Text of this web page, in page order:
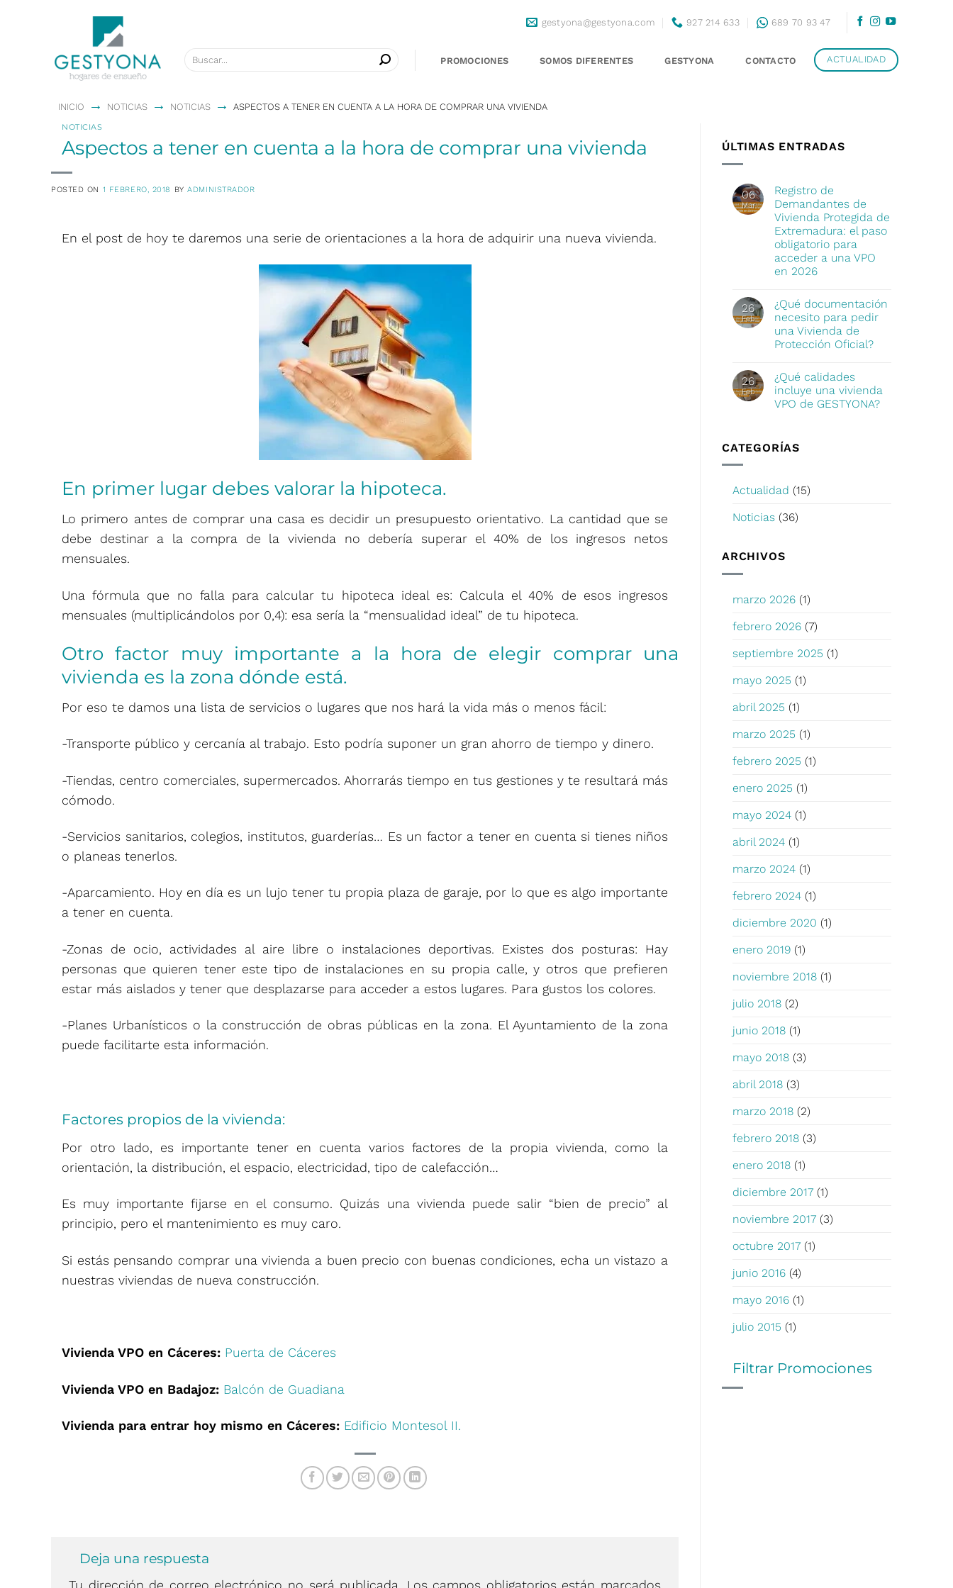
gestyona@gestyona.com 927 214 633 689 70 93 47
PROMOCIONES SOMOS DIFERENTES GESTYONA CONTACTO ACTUALIDAD
INICIO → NOTICIAS → NOTICIAS → ASPECTOS A TENER EN CUENTA A LA HORA DE COMPRAR UNA VIVIENDA
NOTICIAS
Aspectos a tener en cuenta a la hora de comprar una vivienda
POSTED ON 1 FEBRERO, 2018 BYADMINISTRADOR
En el post de hoy te daremos una serie de orientaciones a la hora de adquirir una nueva vivienda.
En primer lugar debes valorar la hipoteca.
Lo primero antes de comprar una casa es decidir un presupuesto orientativo. La cantidad que se
debe destinar a la compra de la vivienda no debería superar el 40% de los ingresos netos
mensuales.
Una fórmula que no falla para calcular tu hipoteca ideal es: Calcula el 40% de esos ingresos
mensuales (multiplicándolos por 0,4): esa sería la “mensualidad ideal” de tu hipoteca.
Otro factor muy importante a la hora de elegir comprar una
vivienda es la zona dónde está.
Por eso te damos una lista de servicios o lugares que nos hará la vida más o menos fácil:
-Transporte público y cercanía al trabajo. Esto podría suponer un gran ahorro de tiempo y dinero.
-Tiendas, centro comerciales, supermercados. Ahorrarás tiempo en tus gestiones y te resultará más
cómodo.
-Servicios sanitarios, colegios, institutos, guarderías… Es un factor a tener en cuenta si tienes niños
o planeas tenerlos.
-Aparcamiento. Hoy en día es un lujo tener tu propia plaza de garaje, por lo que es algo importante
a tener en cuenta.
-Zonas de ocio, actividades al aire libre o instalaciones deportivas. Existes dos posturas: Hay
personas que quieren tener este tipo de instalaciones en su propia calle, y otros que prefieren
estar más aislados y tener que desplazarse para acceder a estos lugares. Para gustos los colores.
-Planes Urbanísticos o la construcción de obras públicas en la zona. El Ayuntamiento de la zona
puede facilitarte esta información.
Factores propios de la vivienda:
Por otro lado, es importante tener en cuenta varios factores de la propia vivienda, como la
orientación, la distribución, el espacio, electricidad, tipo de calefacción…
Es muy importante fijarse en el consumo. Quizás una vivienda puede salir “bien de precio” al
principio, pero el mantenimiento es muy caro.
Si estás pensando comprar una vivienda a buen precio con buenas condiciones, echa un vistazo a
nuestras viviendas de nueva construcción.
Vivienda VPO en Cáceres: Puerta de Cáceres
Vivienda VPO en Badajoz: Balcón de Guadiana
Vivienda para entrar hoy mismo en Cáceres: Edificio Montesol II.
Deja una respuesta
ÚLTIMAS ENTRADAS
06
Mar
Registro de
Demandantes de
Vivienda Protegida de
Extremadura: el paso
obligatorio para
acceder a una VPO
en 2026
26
Feb
¿Qué documentación
necesito para pedir
una Vivienda de
Protección Oficial?
26
Feb
¿Qué calidades
incluye una vivienda
VPO de GESTYONA?
CATEGORÍAS
Actualidad (15)
Noticias (36)
ARCHIVOS
marzo 2026 (1)
febrero 2026 (7)
septiembre 2025 (1)
mayo 2025 (1)
abril 2025 (1)
marzo 2025 (1)
febrero 2025 (1)
enero 2025 (1)
mayo 2024 (1)
abril 2024 (1)
marzo 2024 (1)
febrero 2024 (1)
diciembre 2020 (1)
enero 2019 (1)
noviembre 2018 (1)
julio 2018 (2)
junio 2018 (1)
mayo 2018 (3)
abril 2018 (3)
marzo 2018 (2)
febrero 2018 (3)
enero 2018 (1)
diciembre 2017 (1)
noviembre 2017 (3)
octubre 2017 (1)
junio 2016 (4)
mayo 2016 (1)
julio 2015 (1)
Filtrar Promociones